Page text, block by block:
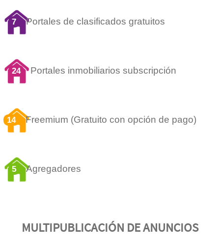
7 Portales de clasificados gratuitos
24 Portales inmobiliarios subscripción
14 Freemium (Gratuito con opción de pago)
5 Agregadores
MULTIPUBLICACIÓN DE ANUNCIOS